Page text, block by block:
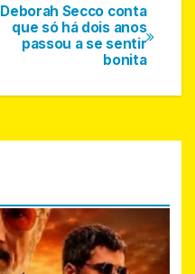
ar
e
Deborah Secco conta
que só há dois anos
passou a se sentir
bonita